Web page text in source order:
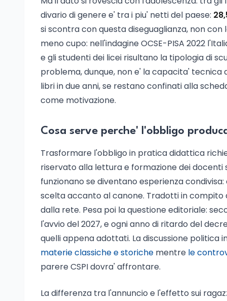
divario di genere e' tra i piu' netti del paese:
si scontra con questa diseguaglianza, non
meno cupo: nell'indagine OCSE-PISA 2022
e gli studenti dei licei risultano la tipologia di
problema, dunque, non e' la capacita' tecnica
libri in due anni, se restano confinati alla
come motivazione.
Cosa serve perche' l'obbligo
Trasformare l'obbligo in pratica didattica
riservato alla lettura e formazione dei docenti
funzionano se diventano esperienza
scelta accanto al canone. Tradotti in
dalla rete. Pesa poi la questione editoriale:
l'avvio del 2027, e ogni anno di ritardo del
quelli appena adottati. La discussione politica
materie classiche e storiche mentre le
parere CSPI dovra' affrontare.
La differenza tra l'annuncio e l'effetto sui